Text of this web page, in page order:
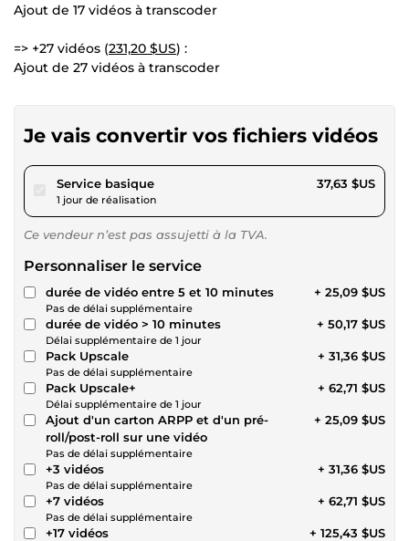
Ajout de 17 vidéos à transcoder
=> +27 vidéos (231,20 $US) :
Ajout de 27 vidéos à transcoder
Je vais convertir vos fichiers vidéos
Service basiquepour 34,68 $US
1 jour de réalisation
37,63 $US
Ce vendeur n’est pas assujetti à la TVA.
Personnaliser le service
durée de vidéo entre 5 et 10 minutes
Pas de délai supplémentaire
+ 25,09 $US
durée de vidéo > 10 minutes
Délai supplémentaire de 1 jour
+ 50,17 $US
Pack Upscale
Pas de délai supplémentaire
+ 31,36 $US
Pack Upscale+
Délai supplémentaire de 1 jour
+ 62,71 $US
Ajout d'un carton ARPP et d'un pré-
roll/post-roll sur une vidéo
Pas de délai supplémentaire
+ 25,09 $US
+3 vidéos
Pas de délai supplémentaire
+ 31,36 $US
+7 vidéos
Pas de délai supplémentaire
+ 62,71 $US
+17 vidéos + 125,43 $US